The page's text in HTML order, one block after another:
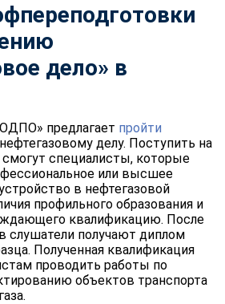
дело» в
предлагает пройти
делу. Поступить на
специалисты, которые
или высшее
в нефтегазовой
профильного образования и
квалификацию. После
слушатели получают диплом
Полученная квалификация
проводить работы по
объектов транспорта